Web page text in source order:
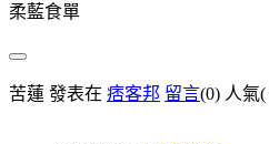
柔藍食單
苦蓮 發表在 痞客邦 留言(0) 人氣(